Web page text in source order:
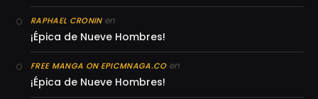
RAPHAEL CRONINen
¡Épica de Nueve Hombres!
FREE MANGA ON EPICMNAGA.COen
¡Épica de Nueve Hombres!